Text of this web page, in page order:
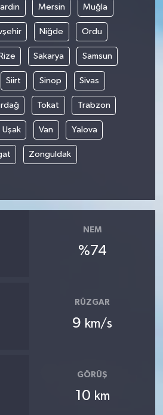
Mersin Muğla
Niğde Ordu
Rize Sakarya Samsun
Siirt Sinop Sivas
Tokat Trabzon
Uşak Van Yalova
Zonguldak
NEM
%74
RÜZGAR
9 km/s
GÖRÜŞ
10 km